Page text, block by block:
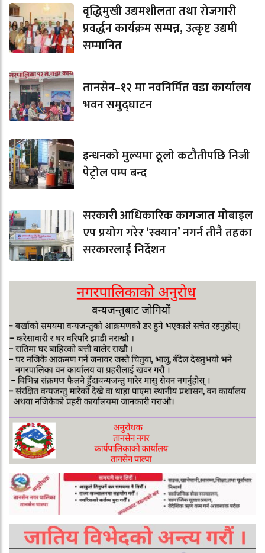
वृद्धिमुखी उद्यमशीलता तथा रोजगारी
प्रवर्द्धन कार्यक्रम सम्पन्न, उत्कृष्ट उद्यमी
सम्मानित
तानसेन–१२ मा नवनिर्मित वडा कार्यालय
भवन समुद्घाटन
इन्धनको मुल्यमा ठूलो कटौतीपछि निजी
पेट्रोल पम्प बन्द
सरकारी आधिकारिक कागजात मोबाइल
एप प्रयोग गरेर ‘स्क्यान’ नगर्न तीनै तहका
सरकारलाई निर्देशन